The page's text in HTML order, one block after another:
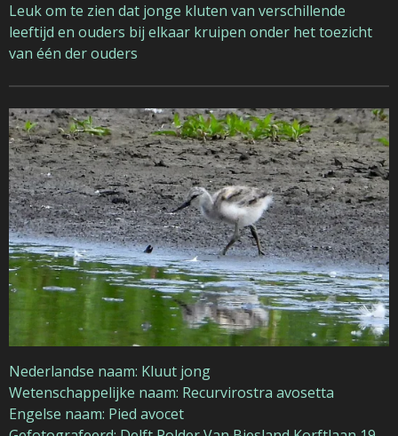
Leuk om te zien dat jonge kluten van verschillende
leeftijd en ouders bij elkaar kruipen onder het toezicht
van één der ouders
Nederlandse naam: Kluut jong
Wetenschappelijke naam: Recurvirostra avosetta
Engelse naam: Pied avocet